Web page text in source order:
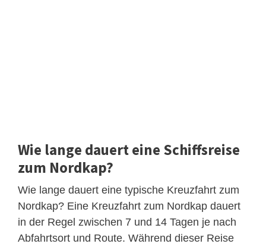
Wie lange dauert eine Schiffsreise
zum Nordkap?
Wie lange dauert eine typische Kreuzfahrt zum
Nordkap? Eine Kreuzfahrt zum Nordkap dauert
in der Regel zwischen 7 und 14 Tagen je nach
Abfahrtsort und Route. Während dieser Reise